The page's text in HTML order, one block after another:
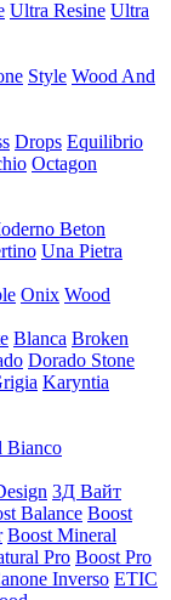
Ultra Resine Ultra
Style Wood And
Drops Equilibrio
Octagon
Beton
Una Pietra
Onix Wood
Blanca Broken
Dorado Stone
Karyntia
Bianco
3Д Вайт
Balance Boost
Boost Mineral
Pro Boost Pro
Inverso ETIC